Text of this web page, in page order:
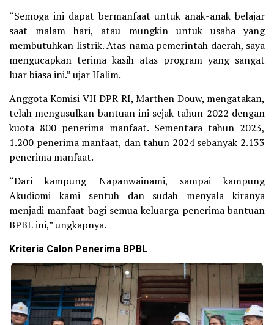
“Semoga ini dapat bermanfaat untuk anak-anak belajar
saat malam hari, atau mungkin untuk usaha yang
membutuhkan listrik. Atas nama pemerintah daerah, saya
mengucapkan terima kasih atas program yang sangat
luar biasa ini.” ujar Halim.
Anggota Komisi VII DPR RI, Marthen Douw, mengatakan,
telah mengusulkan bantuan ini sejak tahun 2022 dengan
kuota 800 penerima manfaat. Sementara tahun 2023,
1.200 penerima manfaat, dan tahun 2024 sebanyak 2.133
penerima manfaat.
“Dari kampung Napanwainami, sampai kampung
Akudiomi kami sentuh dan sudah menyala kiranya
menjadi manfaat bagi semua keluarga penerima bantuan
BPBL ini,” ungkapnya.
Kriteria Calon Penerima BPBL